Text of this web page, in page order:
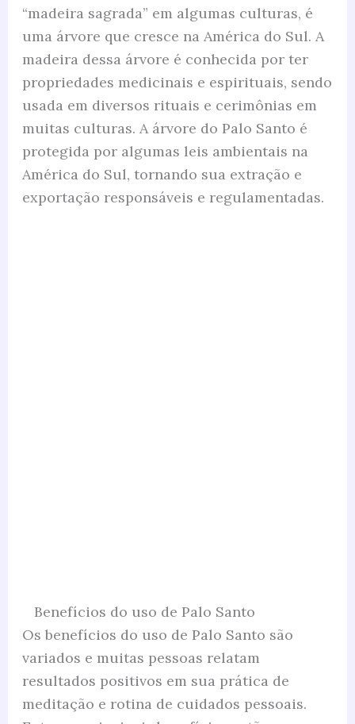
“madeira sagrada” em algumas culturas, é
uma árvore que cresce na América do Sul. A
madeira dessa árvore é conhecida por ter
propriedades medicinais e espirituais, sendo
usada em diversos rituais e cerimônias em
muitas culturas. A árvore do Palo Santo é
protegida por algumas leis ambientais na
América do Sul, tornando sua extração e
exportação responsáveis e regulamentadas.
Benefícios do uso de Palo Santo
Os benefícios do uso de Palo Santo são
variados e muitas pessoas relatam
resultados positivos em sua prática de
meditação e rotina de cuidados pessoais.